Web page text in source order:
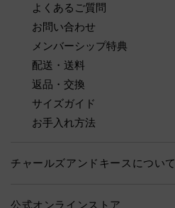
よくあるご質問
お問い合わせ
メンバーシップ特典
配送・送料
返品・交換
サイズガイド
お手入れ方法
チャールズアンドキースについて